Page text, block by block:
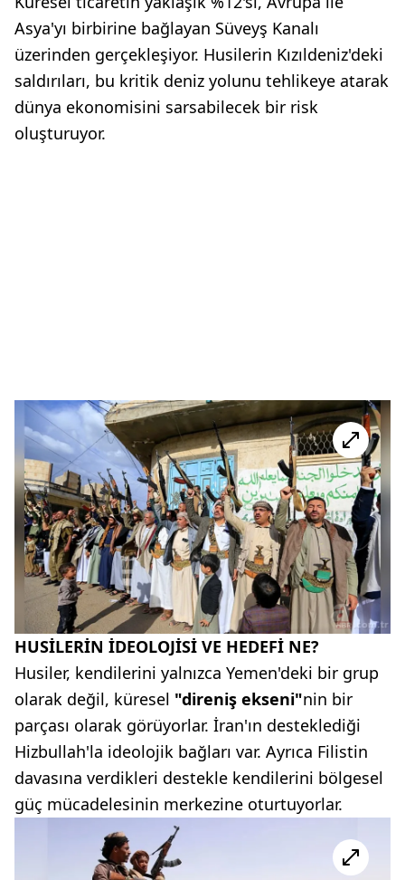
Asya'yı birbirine bağlayan Süveyş Kanalı
üzerinden gerçekleşiyor. Husilerin Kızıldeniz'deki
saldırıları, bu kritik deniz yolunu tehlikeye atarak
dünya ekonomisini sarsabilecek bir risk
oluşturuyor.
HUSİLERİN İDEOLOJİSİ VE HEDEFİ NE?
Husiler, kendilerini yalnızca Yemen'deki bir grup
olarak değil, küresel "direniş ekseni"nin bir
parçası olarak görüyorlar. İran'ın desteklediği
Hizbullah'la ideolojik bağları var. Ayrıca Filistin
davasına verdikleri destekle kendilerini bölgesel
güç mücadelesinin merkezine oturtuyorlar.